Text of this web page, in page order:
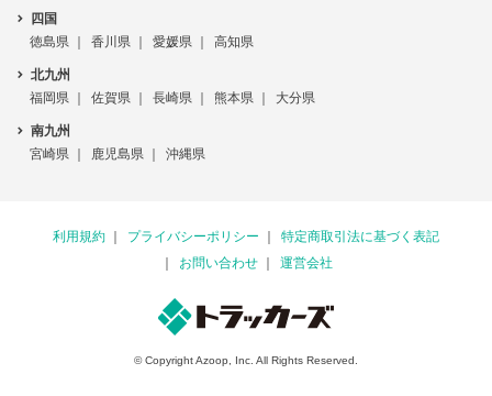
四国
徳島県
香川県 愛媛県 高知県
北九州
福岡県
佐賀県 長崎県 熊本県 大分県
南九州
宮崎県
鹿児島県 沖縄県
利用規約 プライバシーポリシー
特定商取引法に基づく表記
お問い合わせ
運営会社
© Copyright Azoop, Inc. All Rights Reserved.